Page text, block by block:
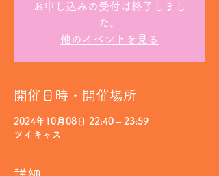
お申し込みの受付は終了しまし
た。
他のイベントを見る
開催日時・開催場所
2024年10月08日 22:40 – 23:59
ツイキャス